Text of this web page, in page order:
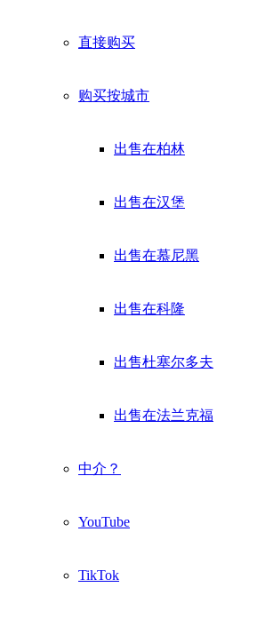
直接购买
购买按城市
出售在柏林
出售在汉堡
出售在慕尼黑
出售在科隆
出售杜塞尔多夫
出售在法兰克福
中介？
YouTube
TikTok